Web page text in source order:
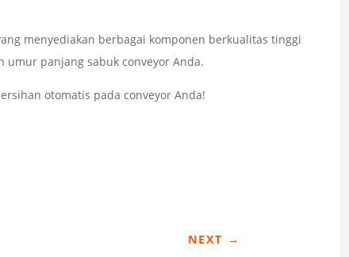
menyediakan berbagai komponen berkualitas tinggi
umur panjang sabuk conveyor Anda.
otomatis pada conveyor Anda!
NEXT →